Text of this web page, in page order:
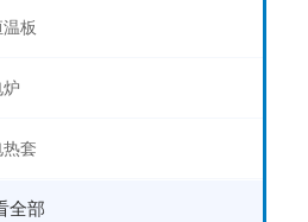
板
炉
热套
全部